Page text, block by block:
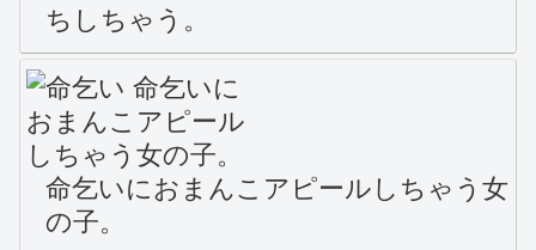
ちしちゃう。
命乞いにおまんこアピールしちゃう女
の子。